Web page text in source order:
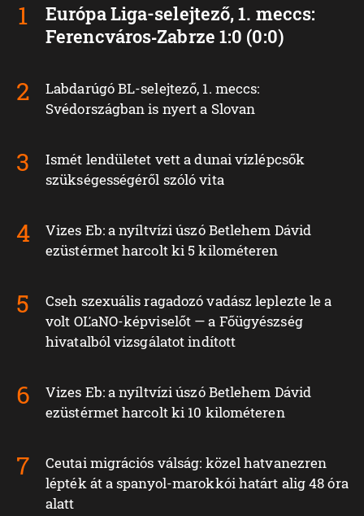
Európa Liga-selejtező, 1. meccs:
Ferencváros‑Zabrze 1:0 (0:0)
Labdarúgó BL-selejtező, 1. meccs:
Svédországban is nyert a Slovan
Ismét lendületet vett a dunai vízlépcsők
szükségességéről szóló vita
Vizes Eb: a nyíltvízi úszó Betlehem Dávid
ezüstérmet harcolt ki 5 kilométeren
Cseh szexuális ragadozó vadász leplezte le a
volt OĽaNO-képviselőt — a Főügyészség
hivatalból vizsgálatot indított
Vizes Eb: a nyíltvízi úszó Betlehem Dávid
ezüstérmet harcolt ki 10 kilométeren
Ceutai migrációs válság: közel hatvanezren
lépték át a spanyol-marokkói határt alig 48 óra
alatt